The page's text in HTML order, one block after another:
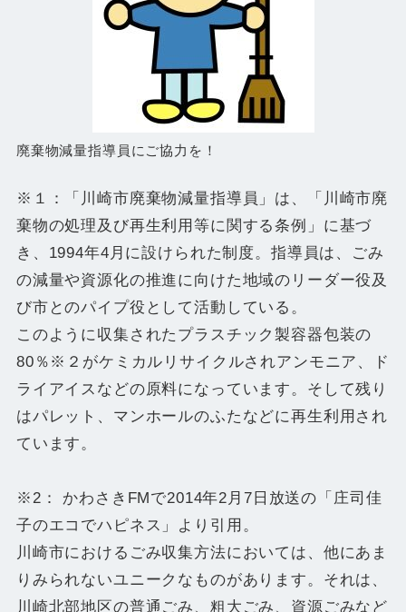
廃棄物減量指導員にご協力を！
※１：「川崎市廃棄物減量指導員」は、「川崎市廃
棄物の処理及び再生利用等に関する条例」に基づ
き、1994年4月に設けられた制度。指導員は、ごみ
の減量や資源化の推進に向けた地域のリーダー役及
び市とのパイプ役として活動している。
このように収集されたプラスチック製容器包装の
80％※２がケミカルリサイクルされアンモニア、ド
ライアイスなどの原料になっています。そして残り
はパレット、マンホールのふたなどに再生利用され
ています。
※2： かわさきFMで2014年2月7日放送の「庄司佳
子のエコでハピネス」より引用。
川崎市におけるごみ収集方法においては、他にあま
りみられないユニークなものがあります。それは、
川崎北部地区の普通ごみ、粗大ごみ、資源ごみなど